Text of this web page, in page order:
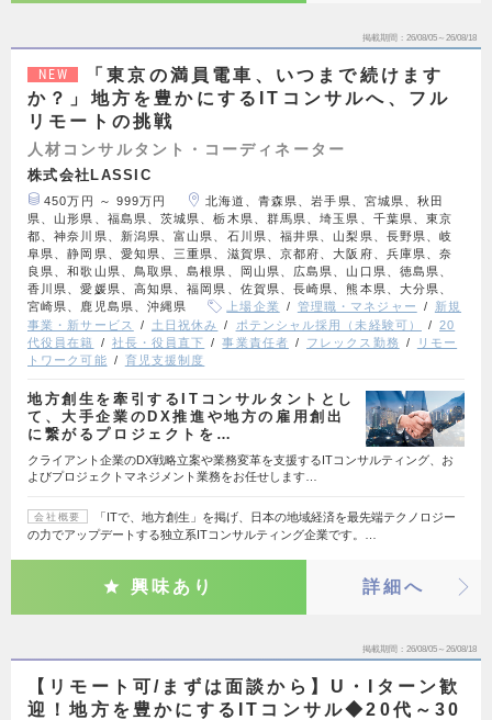
掲載期間 26/08/05～26/08/18
NEW
「東京の満員電車、いつまで続けます
か？」地方を豊かにするITコンサルへ、フル
リモートの挑戦
人材コンサルタント・コーディネーター
株式会社LASSIC
450万円 ～ 999万円
北海道、青森県、岩手県、宮城県、秋田
県、山形県、福島県、茨城県、栃木県、群馬県、埼玉県、千葉県、東京
都、神奈川県、新潟県、富山県、石川県、福井県、山梨県、長野県、岐
阜県、静岡県、愛知県、三重県、滋賀県、京都府、大阪府、兵庫県、奈
良県、和歌山県、鳥取県、島根県、岡山県、広島県、山口県、徳島県、
香川県、愛媛県、高知県、福岡県、佐賀県、長崎県、熊本県、大分県、
宮崎県、鹿児島県、沖縄県
上場企業 管理職・マネジャー
新規
事業・新サービス
土日祝休み ポテンシャル採用（未経験可）
20
代役員在籍
社長・役員直下 事業責任者 フレックス勤務
リモー
トワーク可能
育児支援制度
地方創生を牽引するITコンサルタントとし
て、大手企業のDX推進や地方の雇用創出
に繋がるプロジェクトを…
クライアント企業のDX戦略立案や業務変革を支援するITコンサルティング、お
よびプロジェクトマネジメント業務をお任せします…
会社概要
「ITで、地方創生」を掲げ、日本の地域経済を最先端テクノロジー
の力でアップデートする独立系ITコンサルティング企業です。…
興味あり 詳細へ
掲載期間 26/08/05～26/08/18
【リモート可/まずは面談から】U・Iターン歓
迎！地方を豊かにするITコンサル◆20代～30